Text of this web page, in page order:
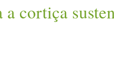
cortiça